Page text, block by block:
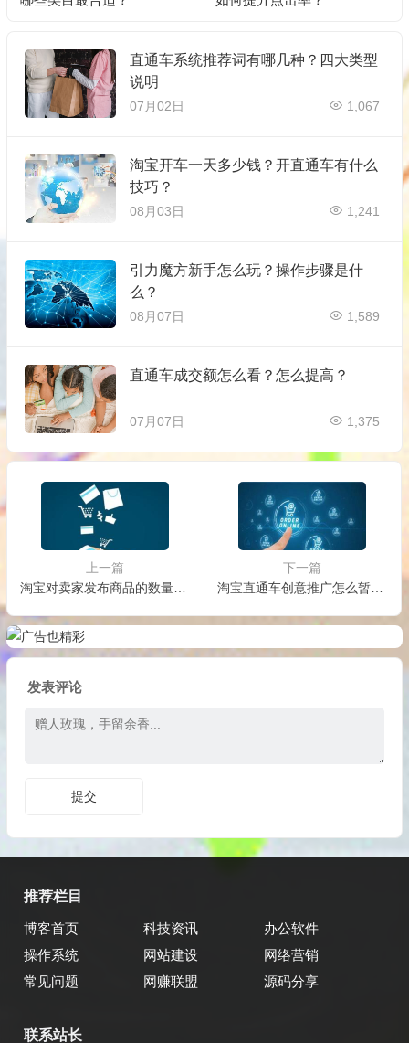
直通车系统推荐词有哪几种？四大类型
说明
07月02日 1,067
淘宝开车一天多少钱？开直通车有什么
技巧？
08月03日 1,241
引力魔方新手怎么玩？操作步骤是什
么？
08月07日 1,589
直通车成交额怎么看？怎么提高？
07月07日 1,375
上一篇
淘宝对卖家发布商品的数量有什么限制？违规店铺处罚是什么？
下一篇
淘宝直通车创意推广怎么暂停？怎样调整出价？
发表评论
推荐栏目
博客首页 科技资讯
办公软件
操作系统
网站建设
网络营销
常见问题
网赚联盟 源码分享
联系站长